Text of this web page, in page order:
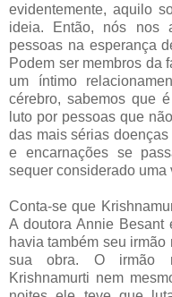
evidentemente, aquilo
ideia. Então, nós nos
pessoas na esperança
Podem ser membros da
um íntimo
cérebro, sabemos que
luto por pessoas que
das mais sérias
e encarnações se
sequer considerado uma
Conta-se que
A doutora Annie
havia também seu
sua obra. O irmão
Krishnamurti nem